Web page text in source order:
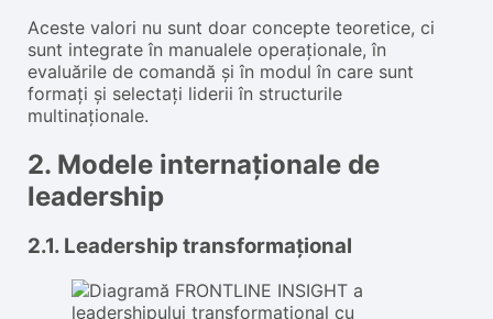
Aceste valori nu sunt doar concepte teoretice, ci
sunt integrate în manualele operaționale, în
evaluările de comandă și în modul în care sunt
formați și selectați liderii în structurile
multinaționale.
2. Modele internaționale de
leadership
2.1. Leadership transformațional